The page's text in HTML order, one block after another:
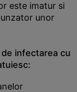
este imatur si
unor
infectarea cu